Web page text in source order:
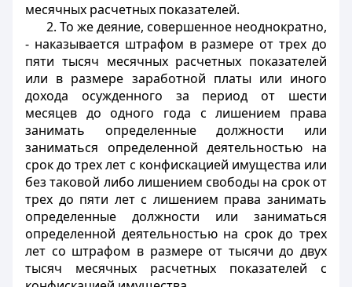
месячных расчетных показателей.
2. То же деяние, совершенное неоднократно,
- наказывается штрафом в размере от трех до
пяти тысяч месячных расчетных показателей
или в размере заработной платы или иного
дохода осужденного за период от шести
месяцев до одного года с лишением права
занимать определенные должности или
заниматься определенной деятельностью на
срок до трех лет с конфискацией имущества или
без таковой либо лишением свободы на срок от
трех до пяти лет с лишением права занимать
определенные должности или заниматься
определенной деятельностью на срок до трех
лет со штрафом в размере от тысячи до двух
тысяч месячных расчетных показателей с